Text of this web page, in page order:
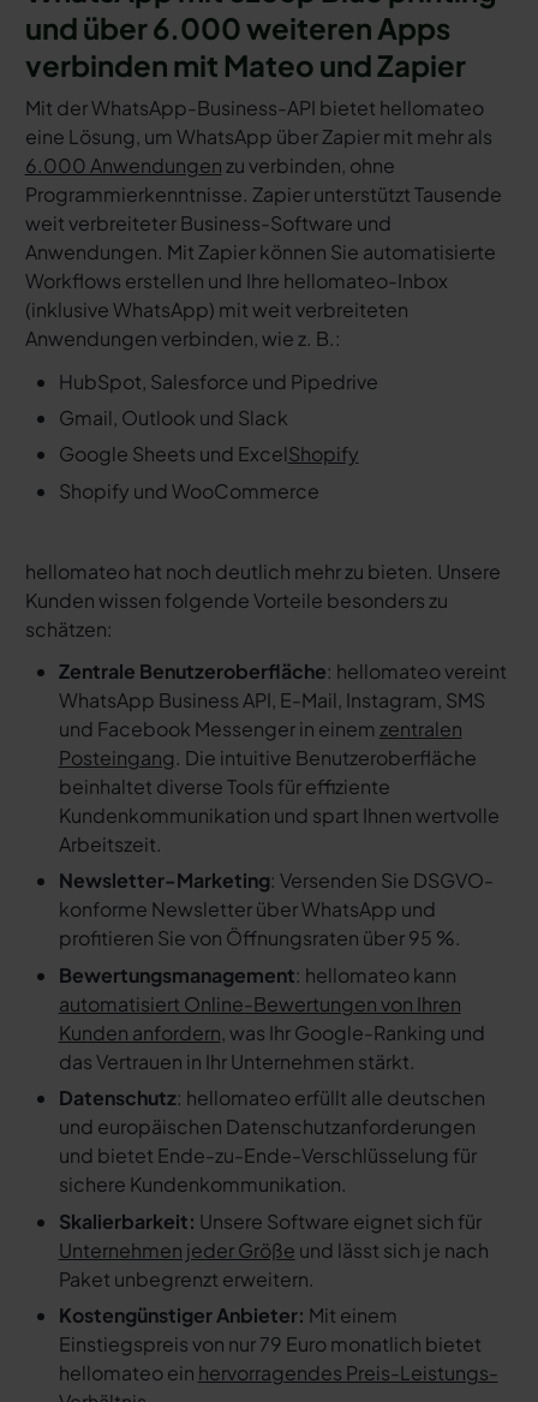
und über 6.000 weiteren Apps
verbinden mit Mateo und Zapier
Mit der WhatsApp-Business-API bietet hellomateo
eine Lösung, um WhatsApp über Zapier mit mehr als
6.000 Anwendungenzu verbinden, ohne
Programmierkenntnisse. Zapier unterstützt Tausende
weit verbreiteter Business-Software und
Anwendungen. Mit Zapier können Sie automatisierte
Workflows erstellen und Ihre hellomateo-Inbox
(inklusive WhatsApp) mit weit verbreiteten
Anwendungen verbinden, wie z. B.:
HubSpot, Salesforce und Pipedrive
Gmail, Outlook und Slack
Google Sheets und ExcelShopify
Shopify und WooCommerce
hellomateo hat noch deutlich mehr zu bieten. Unsere
Kunden wissen folgende Vorteile besonders zu
schätzen:
Zentrale Benutzeroberfläche: hellomateo vereint
WhatsApp Business API, E-Mail, Instagram, SMS
und Facebook Messenger in einem zentralen
Posteingang. Die intuitive Benutzeroberfläche
beinhaltet diverse Tools für effiziente
Kundenkommunikation und spart Ihnen wertvolle
Arbeitszeit.
Newsletter-Marketing: Versenden Sie DSGVO-
konforme Newsletter über WhatsApp und
profitieren Sie von Öffnungsraten über 95 %.
Bewertungsmanagement: hellomateo kann
automatisiert Online-Bewertungen von Ihren
Kunden anfordern, was Ihr Google-Ranking und
das Vertrauen in Ihr Unternehmen stärkt.
Datenschutz: hellomateo erfüllt alle deutschen
und europäischen Datenschutzanforderungen
und bietet Ende-zu-Ende-Verschlüsselung für
sichere Kundenkommunikation.
Skalierbarkeit: Unsere Software eignet sich für
Unternehmen jeder Größe und lässt sich je nach
Paket unbegrenzt erweitern.
Kostengünstiger Anbieter: Mit einem
Einstiegspreis von nur 79 Euro monatlich bietet
hellomateo ein hervorragendes Preis-Leistungs-